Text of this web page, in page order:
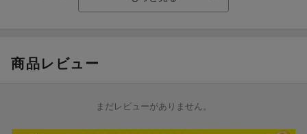
アーティスト：空白ごっこ
商品レビュー
まだレビューがありません。